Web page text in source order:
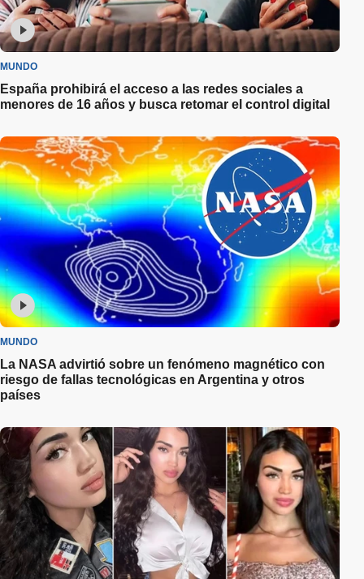
MUNDO
España prohibirá el acceso a las redes sociales a
menores de 16 años y busca retomar el control digital
MUNDO
La NASA advirtió sobre un fenómeno magnético con
riesgo de fallas tecnológicas en Argentina y otros
países